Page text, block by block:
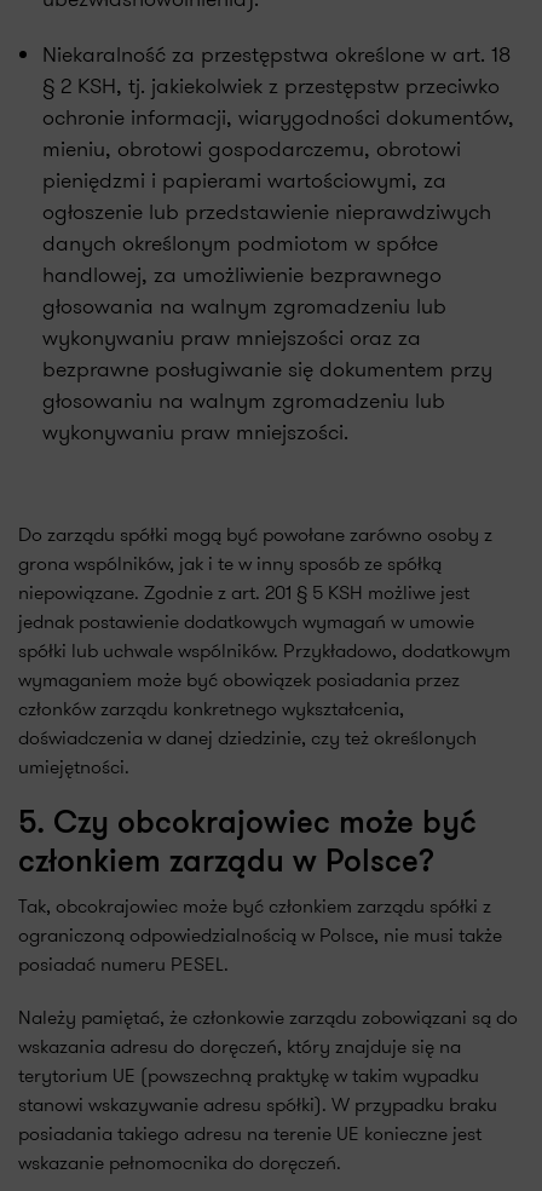
Niekaralność za przestępstwa określone w art. 18
§ 2 KSH, tj. jakiekolwiek z przestępstw przeciwko
ochronie informacji, wiarygodności dokumentów,
mieniu, obrotowi gospodarczemu, obrotowi
pieniędzmi i papierami wartościowymi, za
ogłoszenie lub przedstawienie nieprawdziwych
danych określonym podmiotom w spółce
handlowej, za umożliwienie bezprawnego
głosowania na walnym zgromadzeniu lub
wykonywaniu praw mniejszości oraz za
bezprawne posługiwanie się dokumentem przy
głosowaniu na walnym zgromadzeniu lub
wykonywaniu praw mniejszości.
Do zarządu spółki mogą być powołane zarówno osoby z
grona wspólników, jak i te w inny sposób ze spółką
niepowiązane. Zgodnie z art. 201 § 5 KSH możliwe jest
jednak postawienie dodatkowych wymagań w umowie
spółki lub uchwale wspólników. Przykładowo, dodatkowym
wymaganiem może być obowiązek posiadania przez
członków zarządu konkretnego wykształcenia,
doświadczenia w danej dziedzinie, czy też określonych
umiejętności.
5. Czy obcokrajowiec może być
członkiem zarządu w Polsce?
Tak, obcokrajowiec może być członkiem zarządu spółki z
ograniczoną odpowiedzialnością w Polsce, nie musi także
posiadać numeru PESEL.
Należy pamiętać, że członkowie zarządu zobowiązani są do
wskazania adresu do doręczeń, który znajduje się na
terytorium UE (powszechną praktykę w takim wypadku
stanowi wskazywanie adresu spółki). W przypadku braku
posiadania takiego adresu na terenie UE konieczne jest
wskazanie pełnomocnika do doręczeń.